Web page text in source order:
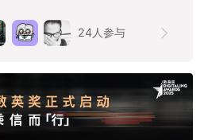
24人参与